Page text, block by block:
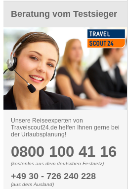
Beratung vom Testsieger
Unsere Reiseexperten von
Travelscout24.de helfen Ihnen gerne bei
der Urlaubsplanung!
0800 100 41 16
(kostenlos aus dem deutschen Festnetz)
+49 30 - 726 240 228
(aus dem Ausland)